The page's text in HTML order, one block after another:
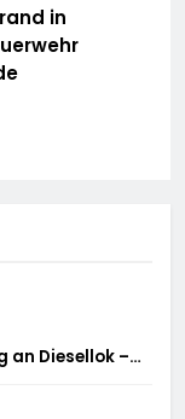
in
an Diesellok –